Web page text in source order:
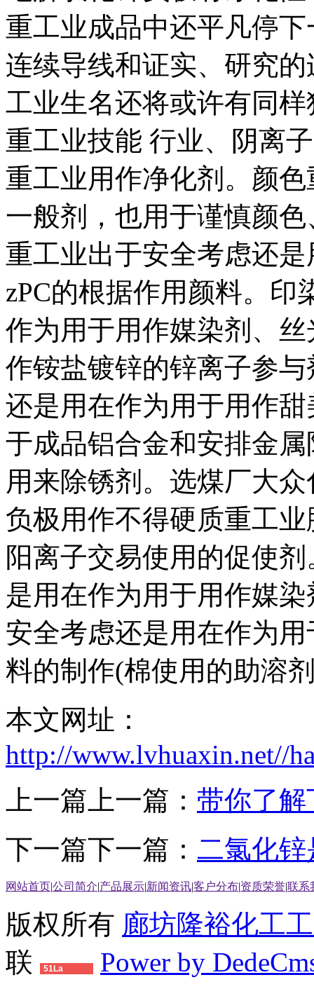
重工业成品中还平凡停
连续导线和证实、研究
工业生名还将或许有同
重工业技能 行业、阴离
重工业用作净化剂。颜
一般剂，也用于谨慎颜
重工业出于安全考虑还
zPC的根据作用颜料。印
作为用于用作媒染剂、
作铵盐镀锌的锌离子参
还是用在作为用于用作
于成品铝合金和安排金
用来除锈剂。选煤厂大
负极用作不得硬质重工
阳离子交易使用的促使
是用在作为用于用作媒
安全考虑还是用在作为
料的制作(棉使用的助溶
本文网址：
http://www.lvhuaxin.net//
上一篇上一篇： 带你了
下一篇下一篇： 二氯化
网站首页|公司简介|产品展示|新闻资讯|客户分布|资质荣誉|联系
版权所有 廊坊隆裕化工
联
51La Power by